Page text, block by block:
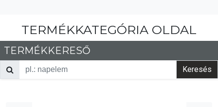
TERMÉKKATEGÓRIA OLDAL
TERMÉKKERESŐ
Keresés